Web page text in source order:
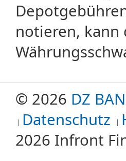
Amerikanische Digital-
Amerikanische Option
Amerikanisches Optionssrecht
Amtlicher Handel
Amtlicher Makler
Analyst
Analytisches
Anfangskurs
Anlagegrenzen
Anlagekonto
notieren, kann
© 2026 DZ
Datenschutz
2026 Infront